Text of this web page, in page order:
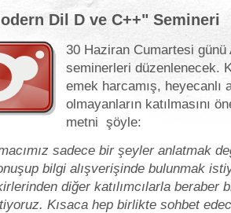
Dil D ve C++" Semineri
30 Haziran Cumartesi
seminerleri düzenlenecek.
emek harcamış,
olmayanların katılmasını
metni şöyle:
sadece bir şeyler anlatmak
bilgi alışverişinde bulunmak
diğer katılımcılarla beraber
Kısaca hep birlikte sohbet